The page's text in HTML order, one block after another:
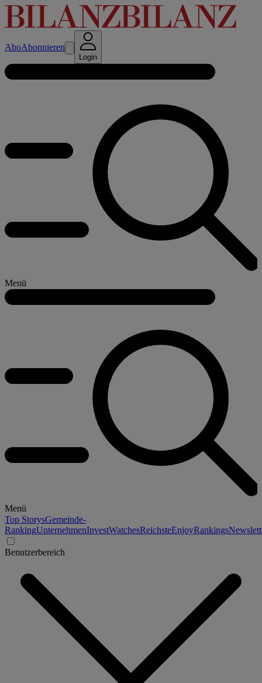
AboAbonnieren
Login
Menü
Menü
Top StorysGemeinde-
RankingUnternehmenInvestWatchesReichsteEnjoyRankings
Benutzerbereich